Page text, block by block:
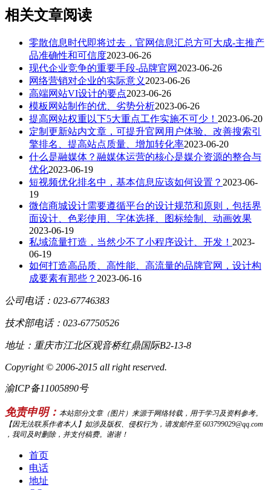
相关文章阅读
零散信息时代即将过去，官网信息汇总方可大成-主推产
品准确性和可信度2023-06-26
现代企业竞争的重要手段-品牌官网 2023-06-26
网络营销对企业的实际意义 2023-06-26
高端网站VI设计的要点2023-06-26
模板网站制作的优、劣势分析2023-06-26
提高网站权重以下5大重点工作实施不可少！ 2023-06-20
定制更新站内文章，可提升官网用户体验、改善搜索引
擎排名、提高站点质量、增加转化率2023-06-20
什么是融媒体？融媒体运营的核心是媒介资源的整合与
优化2023-06-19
短视频优化排名中，基本信息应该如何设置？ 2023-06-
19
微信商城设计需要遵循平台的设计规范和原则，包括界
面设计、色彩使用、字体选择、图标绘制、动画效果
2023-06-19
私域流量打造，当然少不了小程序设计、开发！ 2023-
06-19
如何打造高品质、高性能、高流量的品牌官网，设计构
成要素有那些？ 2023-06-16
公司电话：023-67746383
技术部电话：023-67750526
地址：重庆市江北区观音桥红鼎国际B2-13-8
Copyright © 2006-2015 all right reserved.
渝ICP备11005890号
免责申明： 本站部分文章（图片）来源于网络转载，用于学习及资料参考。
【因无法联系作者本人】如涉及版权、侵权行为，请发邮件至 603799029@qq.com
，我司及时删除，并支付稿费。谢谢！
首页
电话
地址